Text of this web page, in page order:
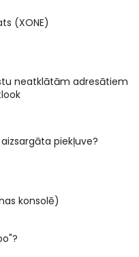
(XONE)
neatklātām adresātiem
piekļuve?
konsolē)